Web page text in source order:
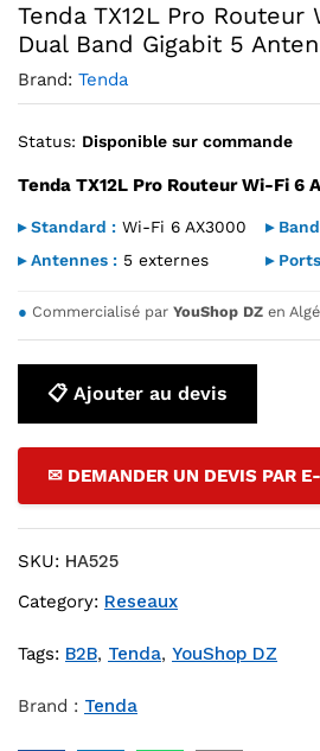
Tenda TX12L Pro Routeur
Dual Band Gigabit 5
Brand: Tenda
Status: Disponible sur commande
Tenda TX12L Pro Routeur Wi-Fi 6
▸ Standard : Wi-Fi 6 AX3000 ▸
▸ Antennes : 5 externes ▸
● Commercialisé par YouShop DZ en
📋 Ajouter au devis
✉ DEMANDER UN DEVIS PAR
SKU: HA525
Category: Reseaux
Tags: B2B, Tenda, YouShop DZ
Brand : Tenda